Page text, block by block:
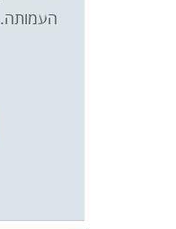
העמותה.